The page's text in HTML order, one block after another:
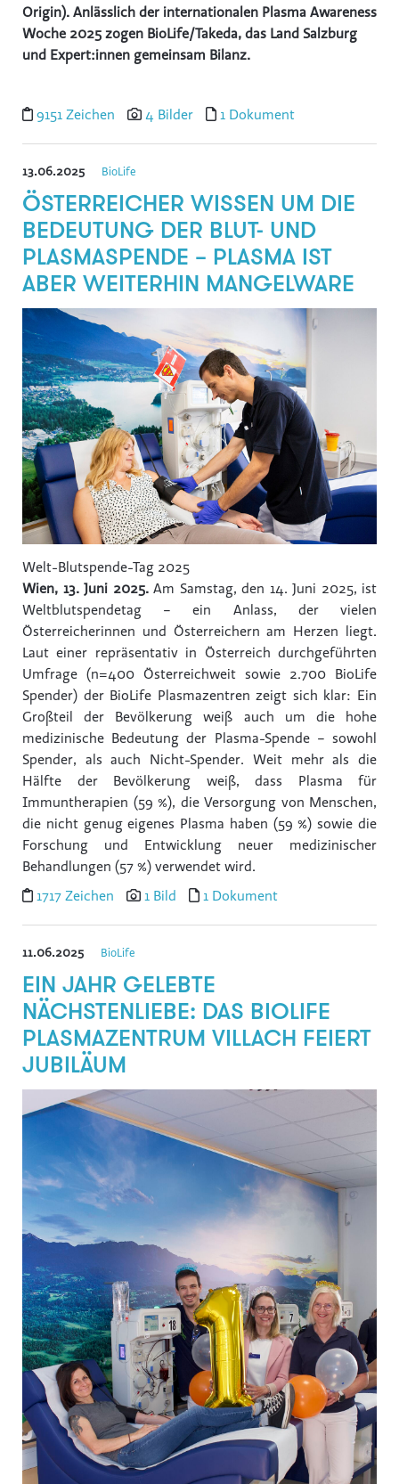
Internationaler Skiareatest GmbH
Media
Kontakt
Origin). Anlässlich der internationalen Plasma Awareness
Woche 2025 zogen BioLife/Takeda, das Land Salzburg
und Expert:innen gemeinsam Bilanz.
9151 Zeichen 4 Bilder 1 Dokument
13.06.2025 BioLife
ÖSTERREICHER WISSEN UM DIE
BEDEUTUNG DER BLUT- UND
PLASMASPENDE – PLASMA IST
ABER WEITERHIN MANGELWARE
Welt-Blutspende-Tag 2025
Wien, 13. Juni 2025.Am Samstag, den 14. Juni 2025, ist
Weltblutspendetag – ein Anlass, der vielen
Österreicherinnen und Österreichern am Herzen liegt.
Laut einer repräsentativ in Österreich durchgeführten
Umfrage (n=400 Österreichweit sowie 2.700 BioLife
Spender) der BioLife Plasmazentren zeigt sich klar: Ein
Großteil der Bevölkerung weiß auch um die hohe
medizinische Bedeutung der Plasma-Spende – sowohl
Spender, als auch Nicht-Spender. Weit mehr als die
Hälfte der Bevölkerung weiß, dass Plasma für
Immuntherapien (59 %), die Versorgung von Menschen,
die nicht genug eigenes Plasma haben (59 %) sowie die
Forschung und Entwicklung neuer medizinischer
Behandlungen (57 %) verwendet wird.
1717 Zeichen 1 Bild 1 Dokument
11.06.2025 BioLife
EIN JAHR GELEBTE
NÄCHSTENLIEBE: DAS BIOLIFE
PLASMAZENTRUM VILLACH FEIERT
JUBILÄUM